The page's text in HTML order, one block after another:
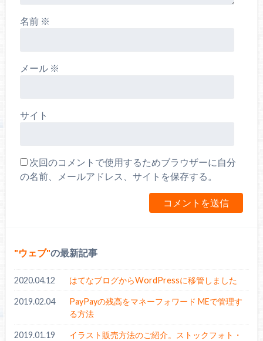
名前 ※
メール ※
サイト
次回のコメントで使用するためブラウザーに自分
の名前、メールアドレス、サイトを保存する。
ウェブ の最新記事
2020.04.12 はてなブログからWordPressに移管しました
2019.02.04
PayPayの残高をマネーフォワード MEで管理す
る方法
2019.01.19
イラスト販売方法のご紹介。ストックフォト・